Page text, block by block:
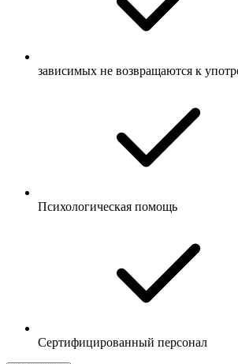
зависимых не возвращаются к
Психологическая помощь
Сертифицированный персонал